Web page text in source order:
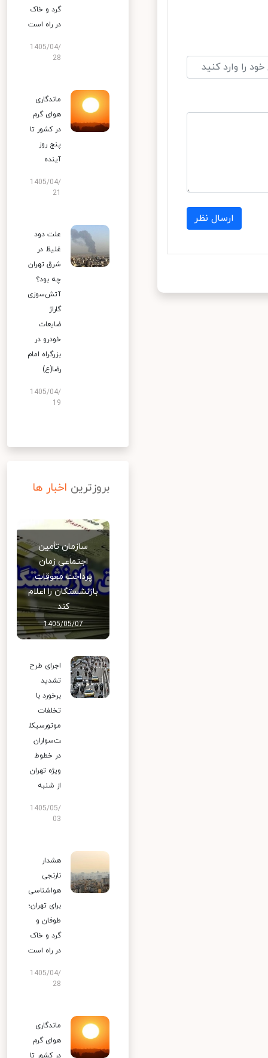
ارسال نظر
گرد و خاک
در راه است
1405/04/
28
ماندگاری
هوای گرم
در کشور تا
پنج روز
آینده
1405/04/
علت دود
غلیظ در
شرق تهران
چه بود؟
آتش‌سوزی
گاراژ
ضایعات
خودرو در
بزرگراه امام
رضا(ع)
1405/04/
19
بروزترین اخبار ها
سازمان تأمین
اجتماعی زمان
پرداخت معوقات
بازنشستگان را اعلام
کند
1405/05/07
اجرای طرح
تشدید
برخورد با
تخلفات
موتورسیکل
ت‌سواران
در خطوط
ویژه تهران
از شنبه
1405/05/
03
هشدار
نارنجی
هواشناسی
برای تهران؛
طوفان و
گرد و خاک
در راه است
1405/04/
28
ماندگاری
هوای گرم
در کشور تا